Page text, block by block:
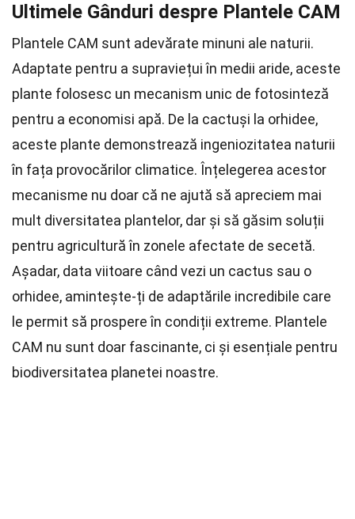
Ultimele Gânduri despre Plantele CAM
Plantele CAM sunt adevărate minuni ale naturii.
Adaptate pentru a supraviețui în medii aride, aceste
plante folosesc un mecanism unic de fotosinteză
pentru a economisi apă. De la cactuși la orhidee,
aceste plante demonstrează ingeniozitatea naturii
în fața provocărilor climatice. Înțelegerea acestor
mecanisme nu doar că ne ajută să apreciem mai
mult diversitatea plantelor, dar și să găsim soluții
pentru agricultură în zonele afectate de secetă.
Așadar, data viitoare când vezi un cactus sau o
orhidee, amintește-ți de adaptările incredibile care
le permit să prospere în condiții extreme. Plantele
CAM nu sunt doar fascinante, ci și esențiale pentru
biodiversitatea planetei noastre.